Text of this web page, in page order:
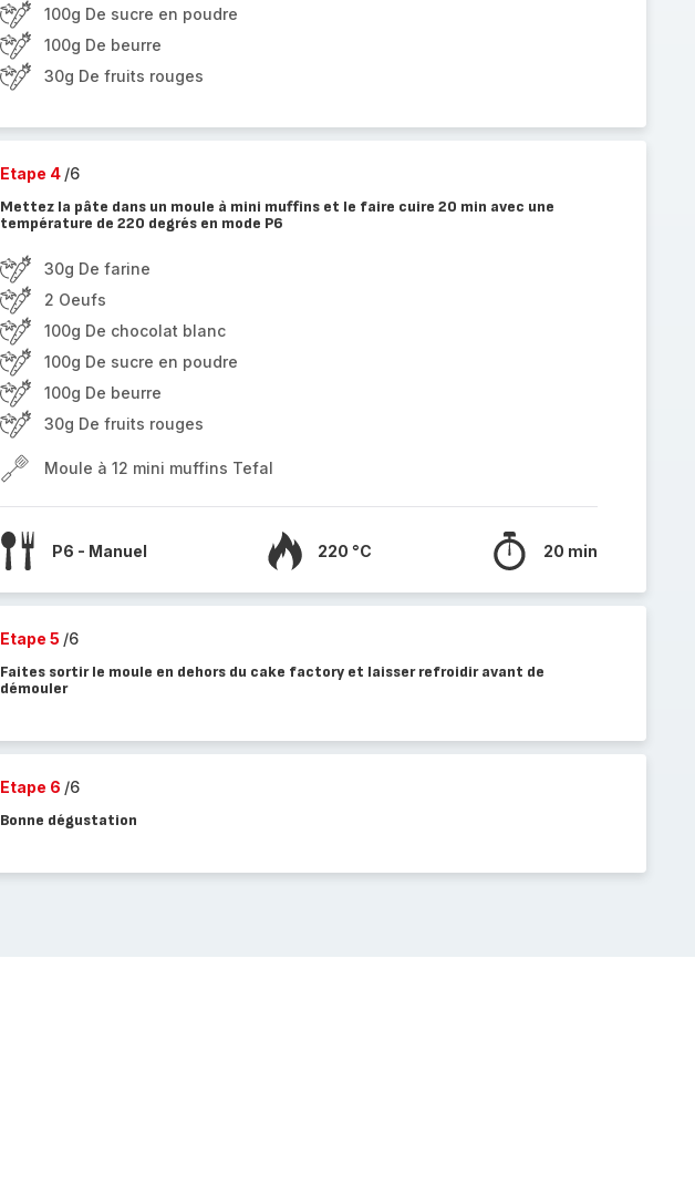
100g De sucre en poudre
100g De beurre
30g De fruits rouges
Etape 4 /6
Mettez la pâte dans un moule à mini muffins et le faire cuire 20 min avec une
température de 220 degrés en mode P6
30g De farine
2 Oeufs
100g De chocolat blanc
100g De sucre en poudre
100g De beurre
30g De fruits rouges
Moule à 12 mini muffins Tefal
P6 - Manuel 220 °C 20 min
Etape 5 /6
Faites sortir le moule en dehors du cake factory et laisser refroidir avant de
démouler
Etape 6 /6
Bonne dégustation